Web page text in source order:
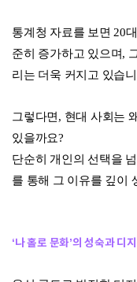
통계청 자료를 보면 20
준히 증가하고 있으며,
리는 더욱 커지고 있습
그렇다면, 현대 사회는
있을까요?
단순히 개인의 선택을
를 통해 그 이유를 깊이
‘나 홀로 문화’의 성숙과 디